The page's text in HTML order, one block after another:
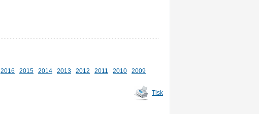
2016 2015 2014 2013 2012 2011 2010
2009
Tisk